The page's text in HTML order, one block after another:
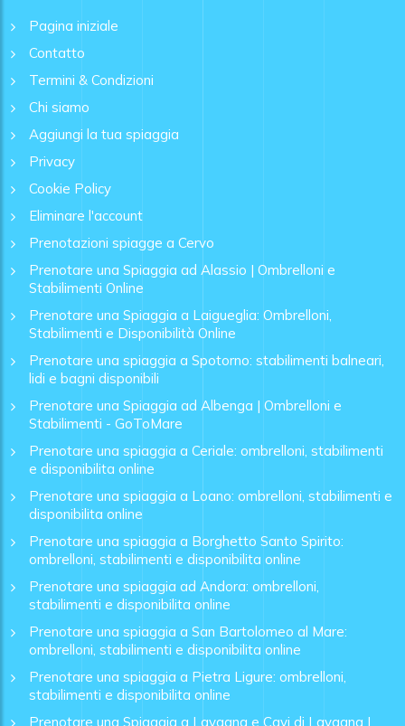
Pagina iniziale
Contatto
Termini & Condizioni
Chi siamo
Aggiungi la tua spiaggia
Privacy
Cookie Policy
Eliminare l'account
Prenotazioni spiagge a Cervo
Prenotare una Spiaggia ad Alassio | Ombrelloni e
Stabilimenti Online
Prenotare una Spiaggia a Laigueglia: Ombrelloni,
Stabilimenti e Disponibilità Online
Prenotare una spiaggia a Spotorno: stabilimenti balneari,
lidi e bagni disponibili
Prenotare una Spiaggia ad Albenga | Ombrelloni e
Stabilimenti - GoToMare
Prenotare una spiaggia a Ceriale: ombrelloni, stabilimenti
e disponibilita online
Prenotare una spiaggia a Loano: ombrelloni, stabilimenti e
disponibilita online
Prenotare una spiaggia a Borghetto Santo Spirito:
ombrelloni, stabilimenti e disponibilita online
Prenotare una spiaggia ad Andora: ombrelloni,
stabilimenti e disponibilita online
Prenotare una spiaggia a San Bartolomeo al Mare:
ombrelloni, stabilimenti e disponibilita online
Prenotare una spiaggia a Pietra Ligure: ombrelloni,
stabilimenti e disponibilita online
Prenotare una Spiaggia a Lavagna e Cavi di Lavagna |